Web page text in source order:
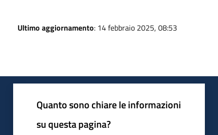
Ultimo aggiornamento: 14 febbraio 2025, 08:53
Quanto sono chiare le informazioni
su questa pagina?